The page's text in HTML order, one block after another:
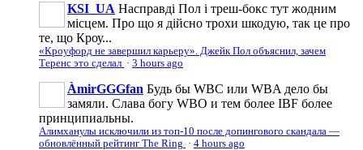
KSI_UA Насправді Пол і треш-бокс тут жодним
місцем. Про що я дійсно трохи шкодую, так це про
те, що Кроу...
«Кроуфорд не завершил карьеру». Джейк Пол объяснил, зачем
Теренс это сделал · 3 hours ago
ÀmirGGGfan Будь бы WBC или WBA дело бы
замяли. Слава богу WBO и тем более IBF более
принципиальны.
Алимханулы исключили из топ-10 после допингового скандала —
обновлённый рейтинг The Ring · 4 hours ago